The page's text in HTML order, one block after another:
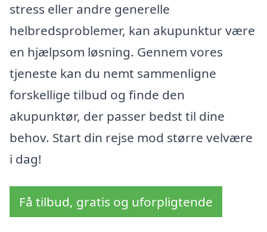
stress eller andre generelle
helbredsproblemer, kan akupunktur være
en hjælpsom løsning. Gennem vores
tjeneste kan du nemt sammenligne
forskellige tilbud og finde den
akupunktør, der passer bedst til dine
behov. Start din rejse mod større velvære
i dag!
Få tilbud, gratis og uforpligtende